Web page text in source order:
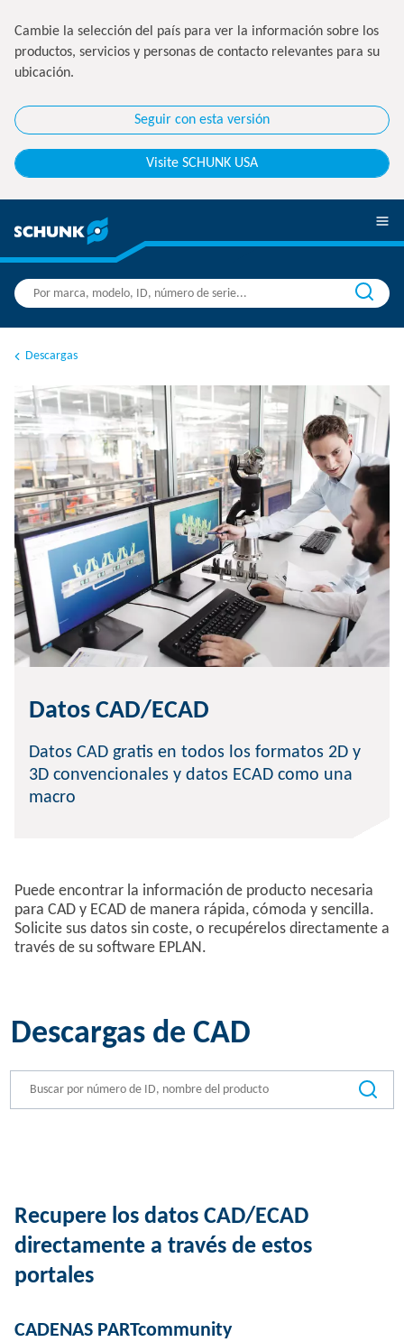
Cambie la selección del país para ver la información sobre los
productos, servicios y personas de contacto relevantes para su
ubicación.
Seguir con esta versión
Visite SCHUNK USA
Descargas
Datos CAD/ECAD
Datos CAD gratis en todos los formatos 2D y
3D convencionales y datos ECAD como una
macro
Puede encontrar la información de producto necesaria
para CAD y ECAD de manera rápida, cómoda y sencilla.
Solicite sus datos sin coste, o recupérelos directamente a
través de su software EPLAN.
Descargas de CAD
Recupere los datos CAD/ECAD
directamente a través de estos
portales
CADENAS PARTcommunity